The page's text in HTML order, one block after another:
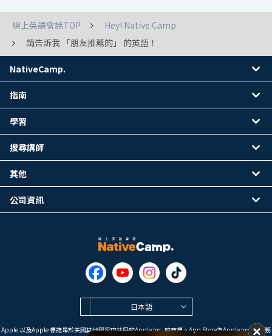
線上英語會話TOP
Hey! Native Camp
請告訴我 「朋友推薦的」 的英語！
日本語
Apple 以及Apple 標誌是於美國其他國家中註冊的Apple Inc. 的商標。App Store為Apple Inc. 的服務
NativeCamp.
指南
學習
搜尋講師
其他
公司資訊